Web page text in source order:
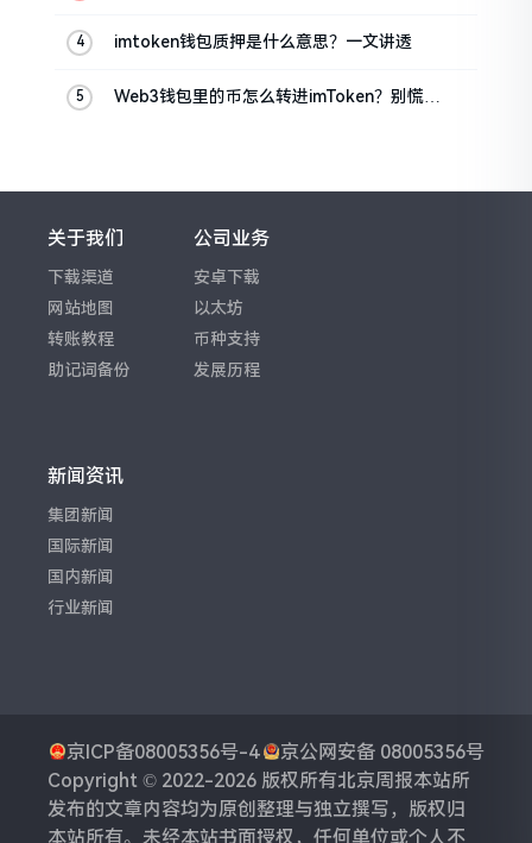
imtoken钱包质押是什么意思？一文讲透
Web3钱包里的币怎么转进imToken？别慌，
关于我们
下载渠道
网站地图
转账教程
助记词备份
公司业务
安卓下载
以太坊
币种支持
发展历程
新闻资讯
集团新闻
国际新闻
国内新闻
行业新闻
京ICP备08005356号-4
京公网安备 08005356号
Copyright © 2022-2026 版权所有北京周报本站所
发布的文章内容均为原创整理与独立撰写，版权归
本站所有。未经本站书面授权，任何单位或个人不